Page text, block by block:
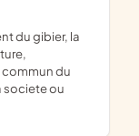
du
societe ou